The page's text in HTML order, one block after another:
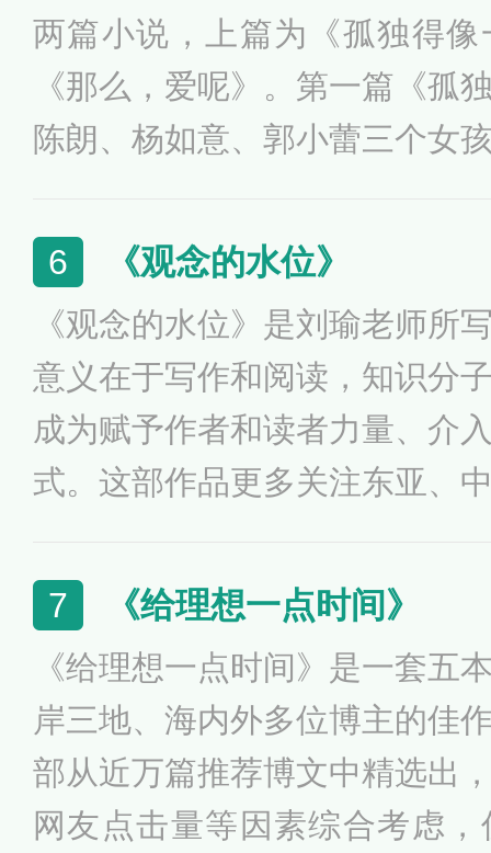
两篇小说，上篇为《孤独得
《那么，爱呢》。第一篇《孤
陈朗、杨如意、郭小蕾三个女
学生论坛上点击率与争鸣度最
6 《观念的水位》
《观念的水位》是刘瑜老师所
意义在于写作和阅读，知识分
成为赋予作者和读者力量、介
式。这部作品更多关注东亚、
拉、赞比亚等，这些国家的民
很多情况与现今中国有较强的
念的水位》更生动，更接地气
7 《给理想一点时间》
《给理想一点时间》是一套五
岸三地、海内外多位博主的佳
部从近万篇推荐博文中精选出
网友点击量等因素综合考虑